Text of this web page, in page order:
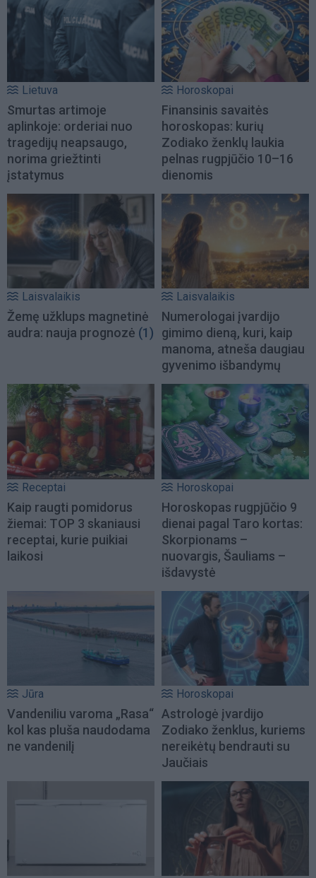
Lietuva
Smurtas artimoje
aplinkoje: orderiai nuo
tragedijų neapsaugo,
norima griežtinti
įstatymus
Horoskopai
Finansinis savaitės
horoskopas: kurių
Zodiako ženklų laukia
pelnas rugpjūčio 10–16
dienomis
Laisvalaikis
Žemę užklups magnetinė
audra: nauja prognozė (1)
Laisvalaikis
Numerologai įvardijo
gimimo dieną, kuri, kaip
manoma, atneša daugiau
gyvenimo išbandymų
Receptai
Kaip raugti pomidorus
žiemai: TOP 3 skaniausi
receptai, kurie puikiai
laikosi
Horoskopai
Horoskopas rugpjūčio 9
dienai pagal Taro kortas:
Skorpionams –
nuovargis, Šauliams –
išdavystė
Jūra
Vandeniliu varoma „Rasa“
kol kas pluša naudodama
ne vandenilį
Horoskopai
Astrologė įvardijo
Zodiako ženklus, kuriems
nereikėtų bendrauti su
Jaučiais